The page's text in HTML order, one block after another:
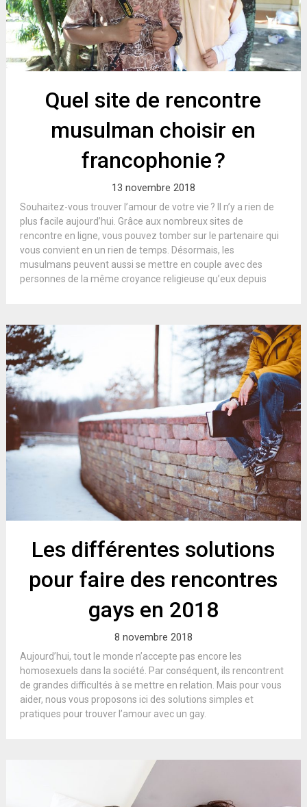
Quel site de rencontre
musulman choisir en
francophonie ?
13 novembre 2018
Souhaitez-vous trouver l’amour de votre vie ? Il n’y a rien de
plus facile aujourd’hui. Grâce aux nombreux sites de
rencontre en ligne, vous pouvez tomber sur le partenaire qui
vous convient en un rien de temps. Désormais, les
musulmans peuvent aussi se mettre en couple avec des
personnes de la même croyance religieuse qu’eux depuis
Les différentes solutions
pour faire des rencontres
gays en 2018
8 novembre 2018
Aujourd’hui, tout le monde n’accepte pas encore les
homosexuels dans la société. Par conséquent, ils rencontrent
de grandes difficultés à se mettre en relation. Mais pour vous
aider, nous vous proposons ici des solutions simples et
pratiques pour trouver l’amour avec un gay.